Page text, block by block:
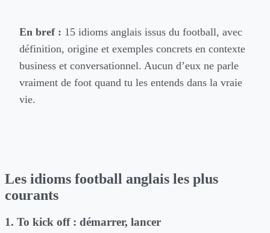
En bref : 15 idioms anglais issus du football, avec
définition, origine et exemples concrets en contexte
business et conversationnel. Aucun d’eux ne parle
vraiment de foot quand tu les entends dans la vraie
vie.
Les idioms football anglais les plus
courants
1. To kick off : démarrer, lancer